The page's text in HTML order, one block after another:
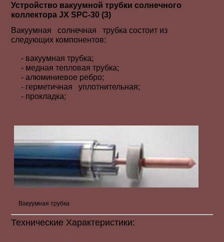
Устройство вакуумной трубки солнечного
коллектора JX SPС-30 (3)
Вакуумная солнечная трубка состоит из
следующих компонентов:
- вакуумная трубка;
- медная тепловая трубка;
- алюминиевое ребро;
- герметичная уплотнительная;
- прокладка;
Вакуумная трубка
Технические Характеристики: